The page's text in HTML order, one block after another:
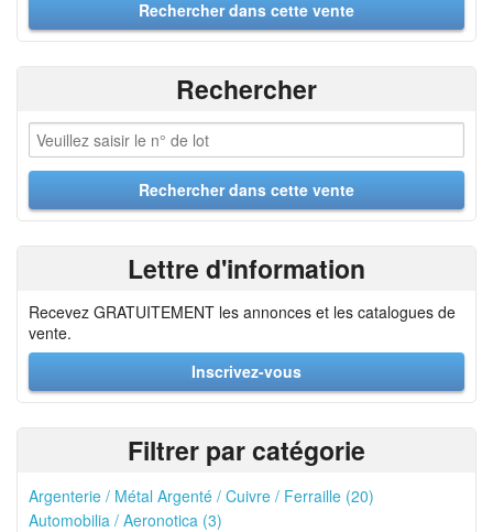
Rechercher
Lettre d'information
Recevez GRATUITEMENT les annonces et les catalogues de
vente.
Inscrivez-vous
Filtrer par catégorie
Argenterie / Métal Argenté / Cuivre / Ferraille (20)
Automobilia / Aeronotica (3)